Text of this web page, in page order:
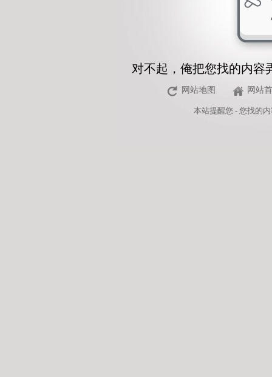
对不起，俺把您找的内容
网站地图 网站
本站提醒您 - 您找的